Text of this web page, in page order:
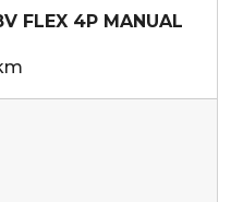
FLEX 4P MANUAL